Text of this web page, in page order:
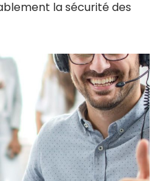
la sécurité des